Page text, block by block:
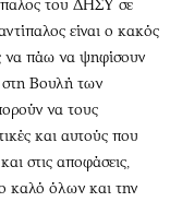
του ΔΗΣΥ σε
είναι ο κακός
να πάω να ψηφίσουν
Βουλή των
να τους
και αυτούς που
στις αποφάσεις,
καλό όλων και την